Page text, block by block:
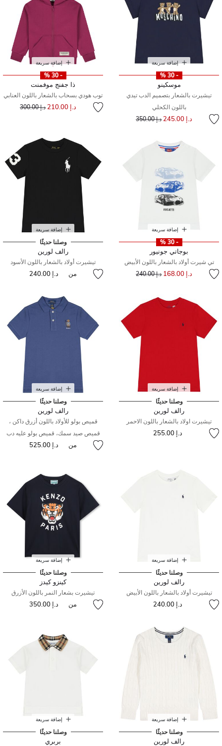
إضافة سريعة
- 30 %
موسكينو
تيشيرت بالشعار بتصميم الدب تيدي
باللون الكحلي
د.إ 245.00 سعر مخفض مند.إ 350.00
إضافة سريعة
- 30 %
ذا جفنج موفمنت
توب هودي بسحاب بالشعار باللون العنابي
د.إ 210.00 سعر مخفض من
د.إ 300.00 إلى
إضافة سريعة
- 30 %
بوجاتي جونيور
تي شيرت أولاد بالشعار باللون الأبيض
د.إ 168.00 سعر مخفض مند.إ 240.00
إضافة سريعة
وصلنا حديثًا
رالف لورين
تيشيرت أولاد بالشعار باللون الأسود
من د.إ 240.00
إضافة سريعة
وصلنا حديثًا
رالف لورين
تيشيرت اولاد بالشعار باللون الاحمر
د.إ 255.00
إضافة سريعة
وصلنا حديثًا
رالف لورين
قميص بولو للأولاد باللون أزرق داكن ،
قميص صيد سمك، قميص بولو عليه دب
من د.إ 525.00
إضافة سريعة
وصلنا حديثًا
رالف لورين
تيشيرت أولاد بالشعار باللون الأبيض
د.إ 240.00
إضافة سريعة
وصلنا حديثًا
كينزو كيدز
تيشيرت بشعار النمر باللون الأزرق
من د.إ 350.00
إضافة سريعة
وصلنا حديثًا
رالف لورين
إضافة سريعة
وصلنا حديثًا
بربري